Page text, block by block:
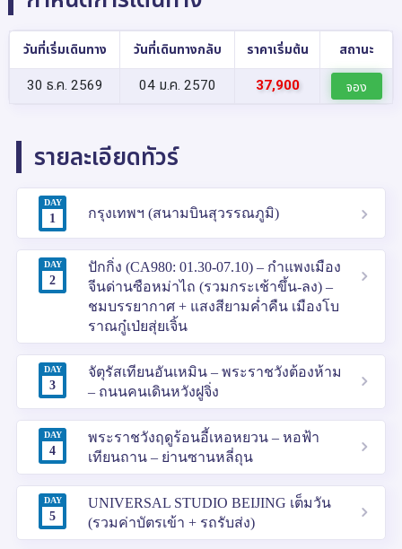
วันที่เริ่มเดินทาง วันที่เดินทางกลับ ราคาเริ่มต้น สถานะ
30 ธ.ค. 2569 04 ม.ค. 2570 37,900 จอง
รายละเอียดทัวร์
DAY
1 กรุงเทพฯ (สนามบินสุวรรณภูมิ)
DAY
2
ปักกิ่ง (CA980: 01.30-07.10) – กำแพงเมือง
จีนด่านซือหม่าไถ (รวมกระเช้าขึ้น-ลง) –
ชมบรรยากาศ + แสงสียามค่ำคืน เมืองโบ
ราณกู๋เป่ยสุ่ยเจิ้น
DAY
3
จัตุรัสเทียนอันเหมิน – พระราชวังต้องห้าม
– ถนนคนเดินหวังฝูจิ่ง
DAY
4
พระราชวังฤดูร้อนอี้เหอหยวน – หอฟ้า
เทียนถาน – ย่านซานหลี่ถุน
DAY
5
UNIVERSAL STUDIO BEIJING เต็มวัน
(รวมค่าบัตรเข้า + รถรับส่ง)